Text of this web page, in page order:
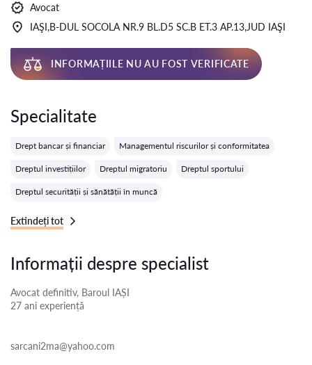
Avocat
IAŞI,B-DUL SOCOLA NR.9 BL.D5 SC.B ET.3 AP.13,JUD IAŞI
INFORMAȚIILE NU AU FOST VERIFICATE
Specialitate
Drept bancar și financiar Managementul riscurilor și conformitatea
Dreptul investițiilor Dreptul migratoriu Dreptul sportului
Dreptul securității și sănătății în muncă
Extindeți tot
Informații despre specialist
Avocat definitiv, Baroul IAȘI
27 ani experiență
sarcani2ma@yahoo.com